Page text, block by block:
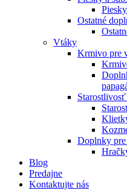
Ostatné
Vtáky
Krmivo pre
Doplnky
Blog
Predajne
Kontaktujte nás